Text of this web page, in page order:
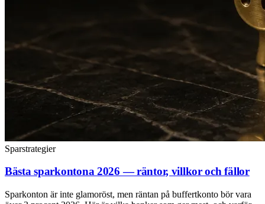
Sparstrategier
Bästa sparkontona 2026 — räntor, villkor och fällor
Sparkonton är inte glamoröst, men räntan på buffertkonto bör vara